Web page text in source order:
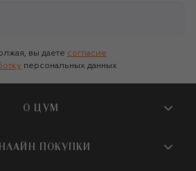
вы даете согласие
персональных данных
О ЦУМ
О магазине
ПОКУПКИ